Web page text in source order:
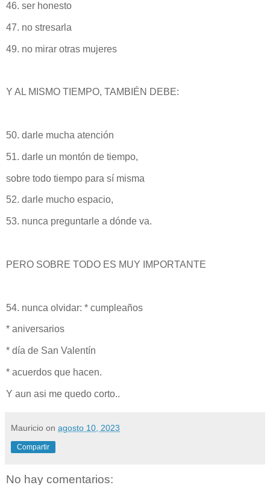
46. ser honesto
47. no stresarla
49. no mirar otras mujeres
Y AL MISMO TIEMPO, TAMBIÉN DEBE:
50. darle mucha atención
51. darle un montón de tiempo,
sobre todo tiempo para sí misma
52. darle mucho espacio,
53. nunca preguntarle a dónde va.
PERO SOBRE TODO ES MUY IMPORTANTE
54. nunca olvidar: * cumpleaños
* aniversarios
* día de San Valentín
* acuerdos que hacen.
Y aun asi me quedo corto..
Mauricio on agosto 10, 2023
Compartir
No hay comentarios: